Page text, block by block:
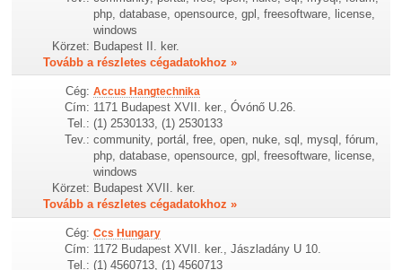
php, database, opensource, gpl, freesoftware, license,
windows
Körzet: Budapest II. ker.
Tovább a részletes cégadatokhoz »
Cég: Accus Hangtechnika
Cím: 1171 Budapest XVII. ker., Óvónő U.26.
Tel.: (1) 2530133, (1) 2530133
Tev.: community, portál, free, open, nuke, sql, mysql, fórum,
php, database, opensource, gpl, freesoftware, license,
windows
Körzet: Budapest XVII. ker.
Tovább a részletes cégadatokhoz »
Cég: Ccs Hungary
Cím: 1172 Budapest XVII. ker., Jászladány U 10.
Tel.: (1) 4560713, (1) 4560713